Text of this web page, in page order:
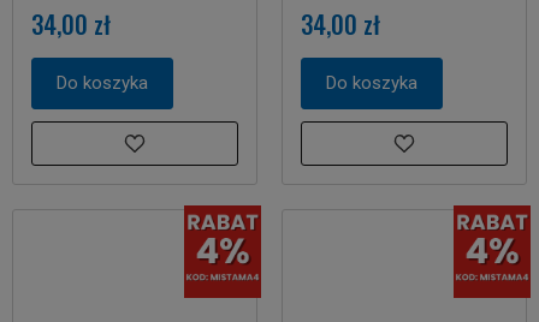
34,00 zł
Do koszyka
34,00 zł
Do koszyka